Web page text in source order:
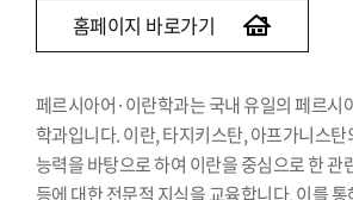
홈페이지 바로가기
페르시아어·이란학과는 국내 유일의 페르시
학과입니다. 이란, 타지키스탄, 아프가니스
능력을 바탕으로 하여 이란을 중심으로 한 관
등에 대한 전문적 지식을 교육합니다. 이를